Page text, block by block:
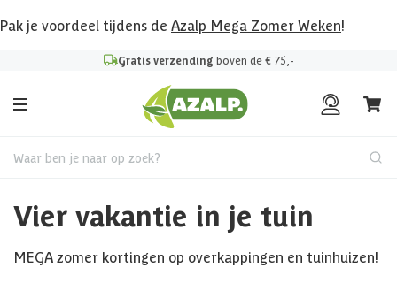
Pak je voordeel tijdens de Azalp Mega Zomer Weken!
Gratis verzending boven de € 75,-
Waar ben je naar op zoek?
Vier vakantie in je tuin
MEGA zomer kortingen op overkappingen en tuinhuizen!